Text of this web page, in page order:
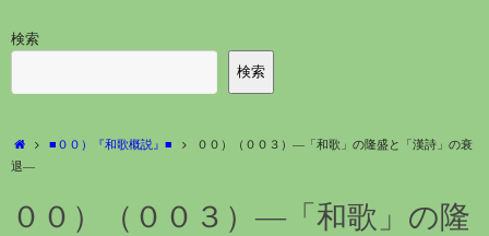
検索
検索
ホ
ー
■００）『和歌概説』■
００）（００３）―「和歌」の隆盛と「漢詩」の衰
退―
００）（００３）―「和歌」の隆